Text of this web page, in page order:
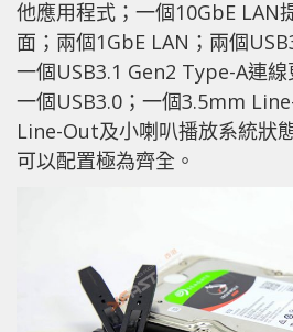
他應用程式；一個10GbE LAN
面；兩個1GbE LAN；兩個
一個USB3.1 Gen2 Type-A連線
一個USB3.0；一個3.5mm
Line-Out及小喇叭播放系統狀
可以配置極為齊全。